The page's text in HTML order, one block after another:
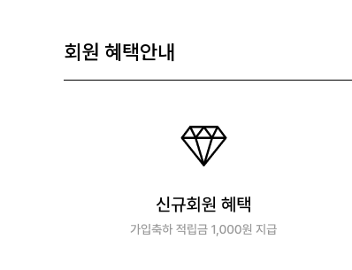
회원 혜택안내